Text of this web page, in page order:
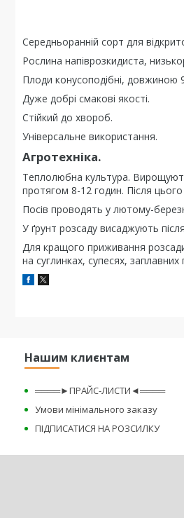
Середньоранній сорт для
Рослина напіврозкидиста,
Плоди конусоподібні, довжиною
Дуже добрі смакові якості.
Стійкий до хвороб.
Універсальне використання.
Агротехніка.
Теплолюбна культура.
протягом 8-12 годин. Після цього
Посів проводять у лютому-
У ґрунт розсаду висаджують
Для кращого приживання
на суглинках, супесях, заплавних
Нашим клиєнтам
════►ПРАЙС-ЛИСТИ◄════
Умови мінімального заказу
ПІДПИСАТИСЯ НА РОЗСИЛКУ